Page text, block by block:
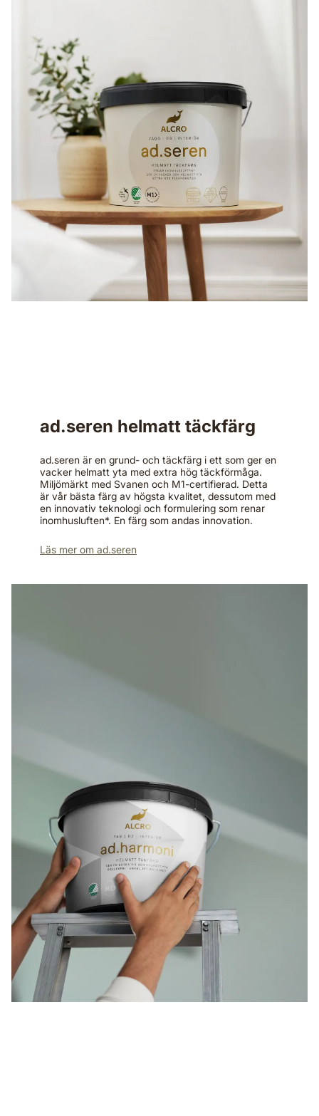
ad.seren helmatt täckfärg
ad.seren är en grund- och täckfärg i ett som ger en
vacker helmatt yta med extra hög täckförmåga.
Miljömärkt med Svanen och M1-certifierad. Detta
är vår bästa färg av högsta kvalitet, dessutom med
en innovativ teknologi och formulering som renar
inomhusluften*. En färg som andas innovation.
Läs mer om ad.seren